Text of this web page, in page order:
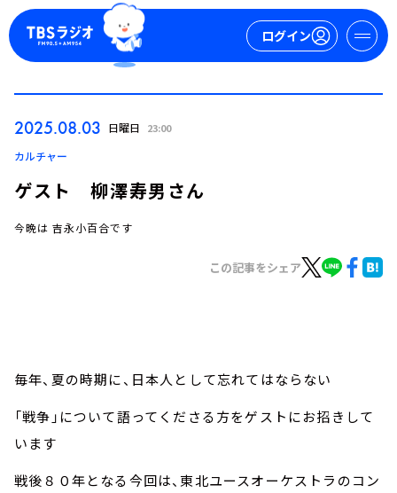
ログイン
TBS Podcast
お知らせ
イベント・グッズ
会社情報
2025.08.03 日曜日 23:00
カルチャー
ゲスト 柳澤寿男さん
今晩は 吉永小百合です
この記事をシェア
毎年、夏の時期に、日本人として忘れてはならない
「戦争」について語ってくださる方をゲストにお招きして
います
戦後８０年となる今回は、東北ユースオーケストラのコン